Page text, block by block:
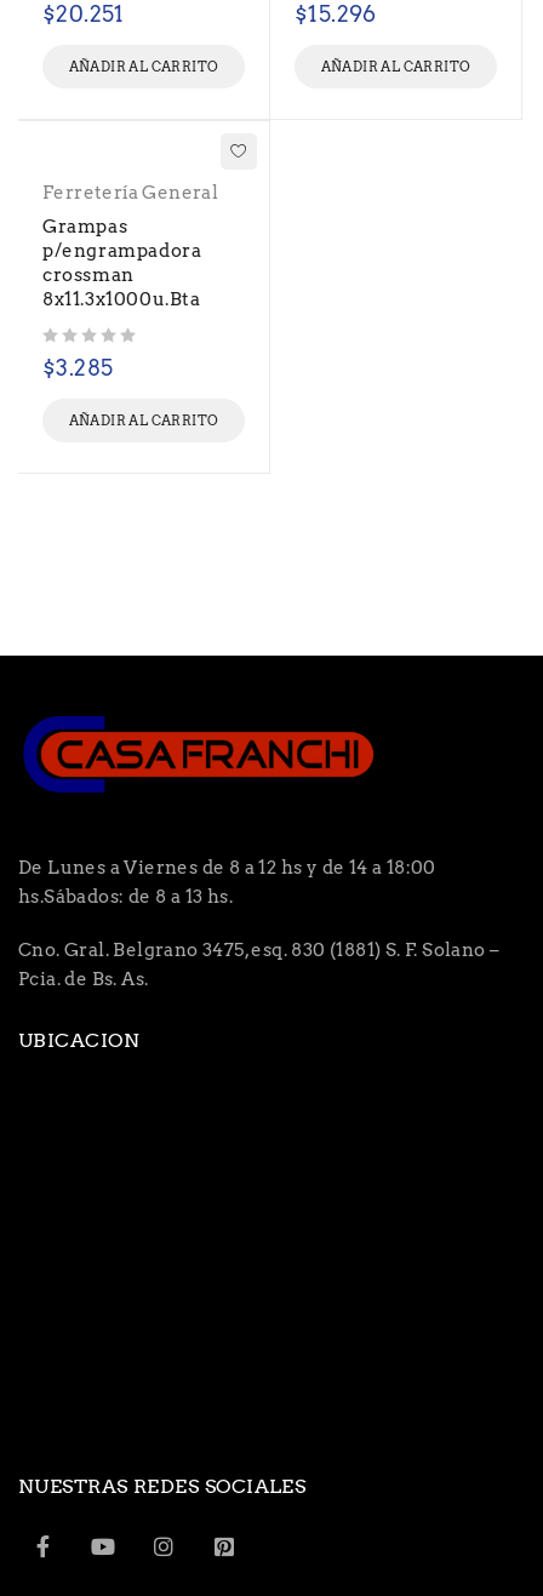
$20.251
AÑADIR AL CARRITO
$15.296
AÑADIR AL CARRITO
Ferretería General
Grampas
p/engrampadora
crossman
8x11.3x1000u.Bta
$3.285
AÑADIR AL CARRITO
De Lunes a Viernes de 8 a 12 hs y de 14 a 18:00
hs.Sábados: de 8 a 13 hs.
Cno. Gral. Belgrano 3475, esq. 830 (1881) S. F. Solano –
Pcia. de Bs. As.
UBICACION
NUESTRAS REDES SOCIALES